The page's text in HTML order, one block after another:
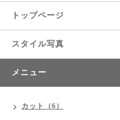
トップページ
スタイル写真
メニュー
カット（6）